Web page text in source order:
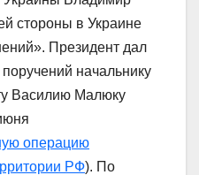
стороны в Украине
Президент дал
начальнику
Василию Малюку
операцию
РФ). По